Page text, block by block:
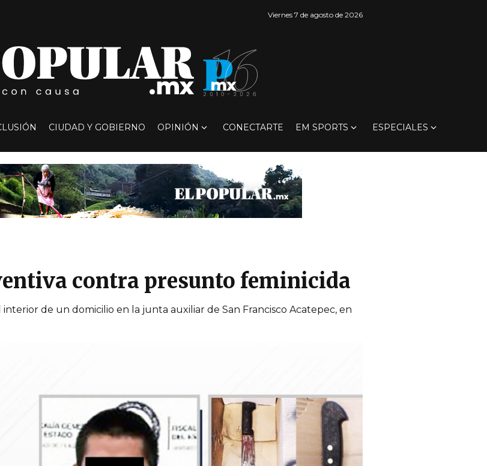
Viernes 7 de agosto de 2026
CIUDAD Y GOBIERNO OPINIÓN CONECTARTE EM SPORTS ESPECIALES
contra presunto feminicida
de un domicilio en la junta auxiliar de San Francisco Acatepec, en